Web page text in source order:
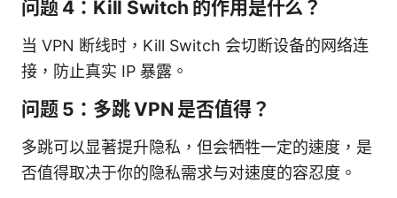
问题 4：Kill Switch 的作用是什么？
当 VPN 断线时，Kill Switch 会切断设备的网络连
接，防止真实 IP 暴露。
问题 5：多跳 VPN 是否值得？
多跳可以显著提升隐私，但会牺牲一定的速度，是
否值得取决于你的隐私需求与对速度的容忍度。